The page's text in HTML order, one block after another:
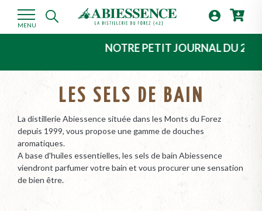
MENU

NOTRE PETIT JOURNAL DU
LES SELS DE BAIN
La distillerie Abiessence située dans les Monts du Forez
depuis 1999, vous propose une gamme de douches
aromatiques.
A base d'huiles essentielles, les sels de bain Abiessence
viendront parfumer votre bain et vous procurer une sensation
de bien être.